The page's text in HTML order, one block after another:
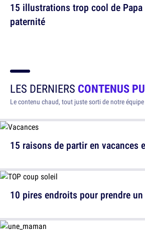
15 illustrations trop cool de
paternité
LES DERNIERS CONTENUS
Le contenu chaud, tout juste sorti de notre équipe
15 raisons de partir en vacances
10 pires endroits pour prendre